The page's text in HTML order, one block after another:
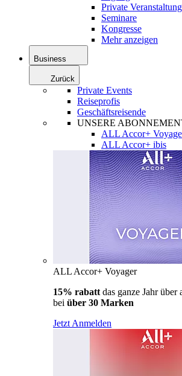
Private
Seminare
Kongresse
Mehr anzeigen
Business
Zurück
Private Events
Reiseprofis
Geschäftsreisende
UNSERE
ALL Accor+
ALL Accor+ ibis
ALL Accor+ Voyager
15% rabatt das ganze Jahr
bei über 30 Marken
Jetzt Anmelden